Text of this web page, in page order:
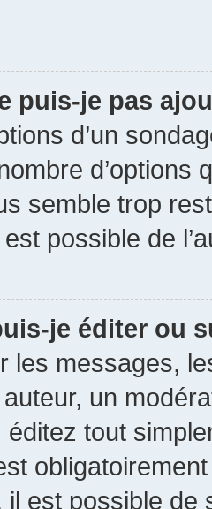
puis-je pas
d’un
d’options
semble trop
est possible de
je éditer ou
les messages,
un
éditez tout
est possible de